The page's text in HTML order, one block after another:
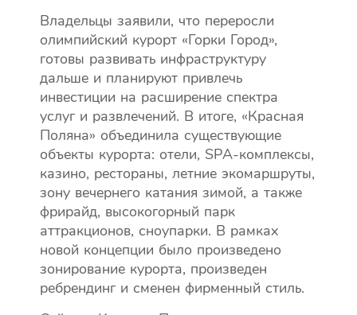
Владельцы заявили, что переросли
олимпийский курорт «Горки Город»,
готовы развивать инфраструктуру
дальше и планируют привлечь
инвестиции на расширение спектра
услуг и развлечений. В итоге, «Красная
Поляна» объединила существующие
объекты курорта: отели, SPA-комплексы,
казино, рестораны, летние экомаршруты,
зону вечернего катания зимой, а также
фрирайд, высокогорный парк
аттракционов, сноупарки. В рамках
новой концепции было произведено
зонирование курорта, произведен
ребрендинг и сменен фирменный стиль.